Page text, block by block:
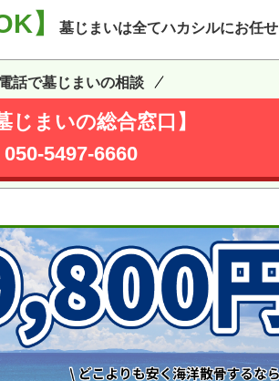
】 墓じまいは全てハカシルにお任せ
話で墓じまいの相談
じまいの総合窓口】
050-5497-6660